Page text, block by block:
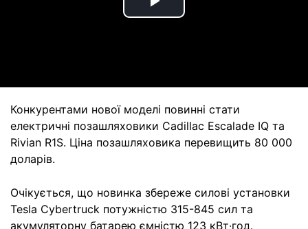
Play
Конкурентами нової моделі повинні стати
електричні позашляховики Cadillac Escalade IQ та
Rivian R1S. Ціна позашляховика перевищить 80 000
доларів.
Очікується, що новинка збереже силові установки
Tesla Cybertruck потужністю 315-845 сил та
акумуляторну батарею ємністю 123 кВт∙год.